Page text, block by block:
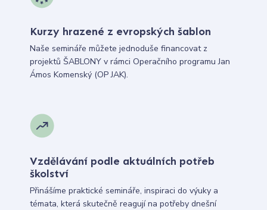
Kurzy hrazené z evropských šablon
Naše semináře můžete jednoduše financovat z
projektů ŠABLONY v rámci Operačního programu Jan
Ámos Komenský (OP JAK).
Vzdělávání podle aktuálních potřeb
školství
Přinášíme praktické semináře, inspiraci do výuky a
témata, která skutečně reagují na potřeby dnešní